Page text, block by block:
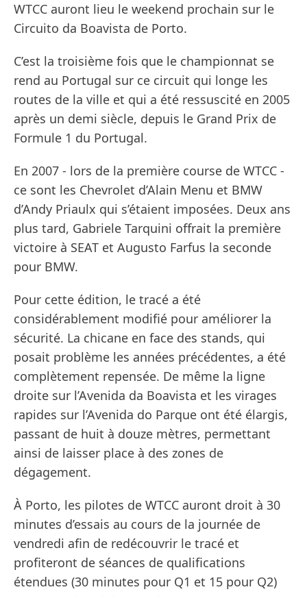
WTCC auront lieu le weekend prochain sur le
Circuito da Boavista de Porto.
C’est la troisième fois que le championnat se
rend au Portugal sur ce circuit qui longe les
routes de la ville et qui a été ressuscité en 2005
après un demi siècle, depuis le Grand Prix de
Formule 1 du Portugal.
En 2007 - lors de la première course de WTCC -
ce sont les Chevrolet d’Alain Menu et BMW
d’Andy Priaulx qui s’étaient imposées. Deux ans
plus tard, Gabriele Tarquini offrait la première
victoire à SEAT et Augusto Farfus la seconde
pour BMW.
Pour cette édition, le tracé a été
considérablement modifié pour améliorer la
sécurité. La chicane en face des stands, qui
posait problème les années précédentes, a été
complètement repensée. De même la ligne
droite sur l’Avenida da Boavista et les virages
rapides sur l’Avenida do Parque ont été élargis,
passant de huit à douze mètres, permettant
ainsi de laisser place à des zones de
dégagement.
À Porto, les pilotes de WTCC auront droit à 30
minutes d’essais au cours de la journée de
vendredi afin de redécouvrir le tracé et
profiteront de séances de qualifications
étendues (30 minutes pour Q1 et 15 pour Q2)